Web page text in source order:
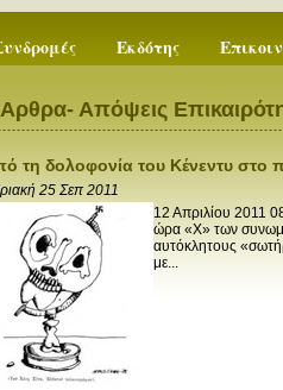
Εκδότης
Απόψεις
τη δολοφονία του Κένεντυ στο
25 Σεπ 2011
12 Απριλίου 2011
ώρα «Χ» των
αυτόκλητους
με...